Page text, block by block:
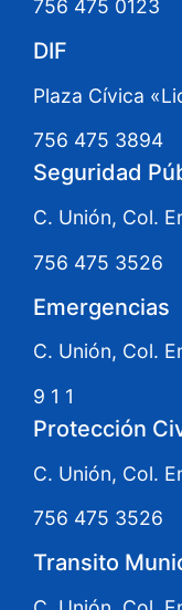
756 475 0123
DIF
Plaza Cívica
756 475 3894
Seguridad
C. Unión, Col.
756 475 3526
Emergencias
C. Unión, Col.
9 1 1
Protección
C. Unión, Col.
756 475 3526
Transito